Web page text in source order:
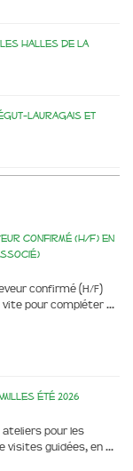
Halles de la
Lauragais et
confirmé (H/F) en
confirmé (H/F)
vite pour compléter …
été 2026
ateliers pour les
visites guidées, en …